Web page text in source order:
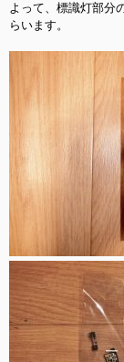
よって、標識灯部分
らいます。